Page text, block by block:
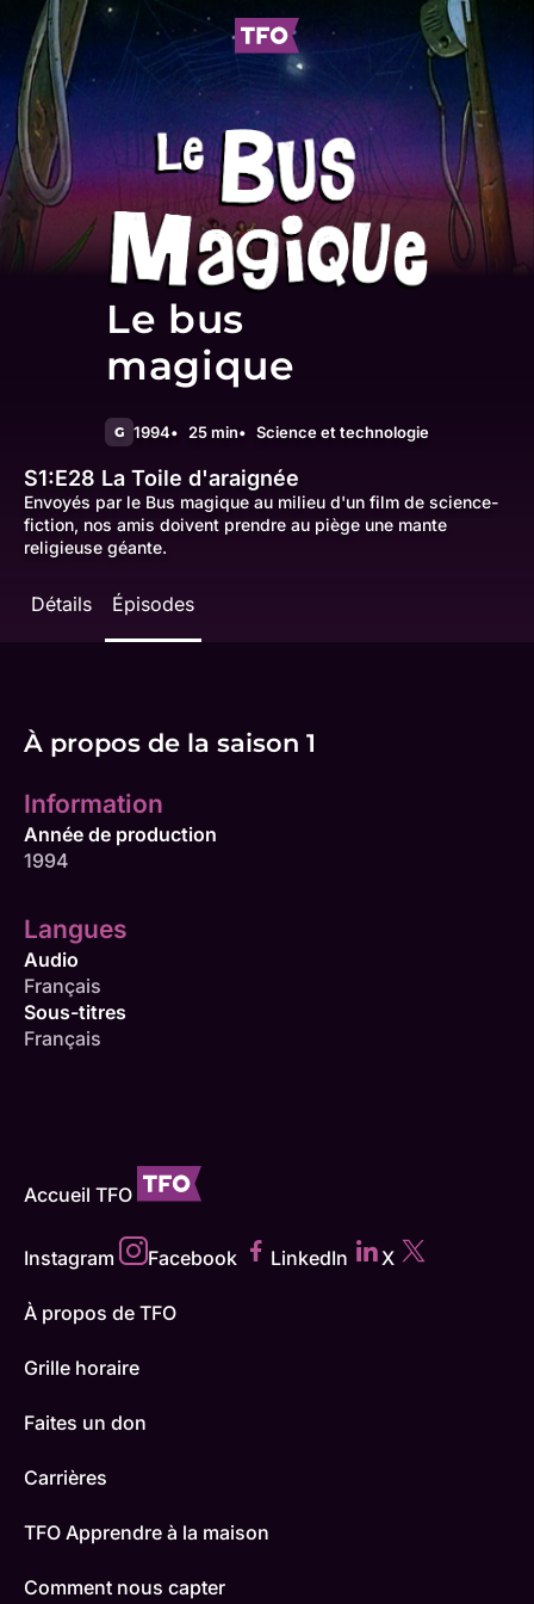
Le bus
magique
G 1994 25 min Science et technologie
S1:E28 La Toile d'araignée
Envoyés par le Bus magique au milieu d'un film de science-
fiction, nos amis doivent prendre au piège une mante
religieuse géante.
Détails Épisodes
À propos de la saison 1
Information
Année de production
1994
Langues
Audio
Français
Sous-titres
Français
Accueil TFO
Instagram Facebook LinkedIn X
À propos de TFO
Grille horaire
Faites un don
Carrières
TFO Apprendre à la maison
Comment nous capter